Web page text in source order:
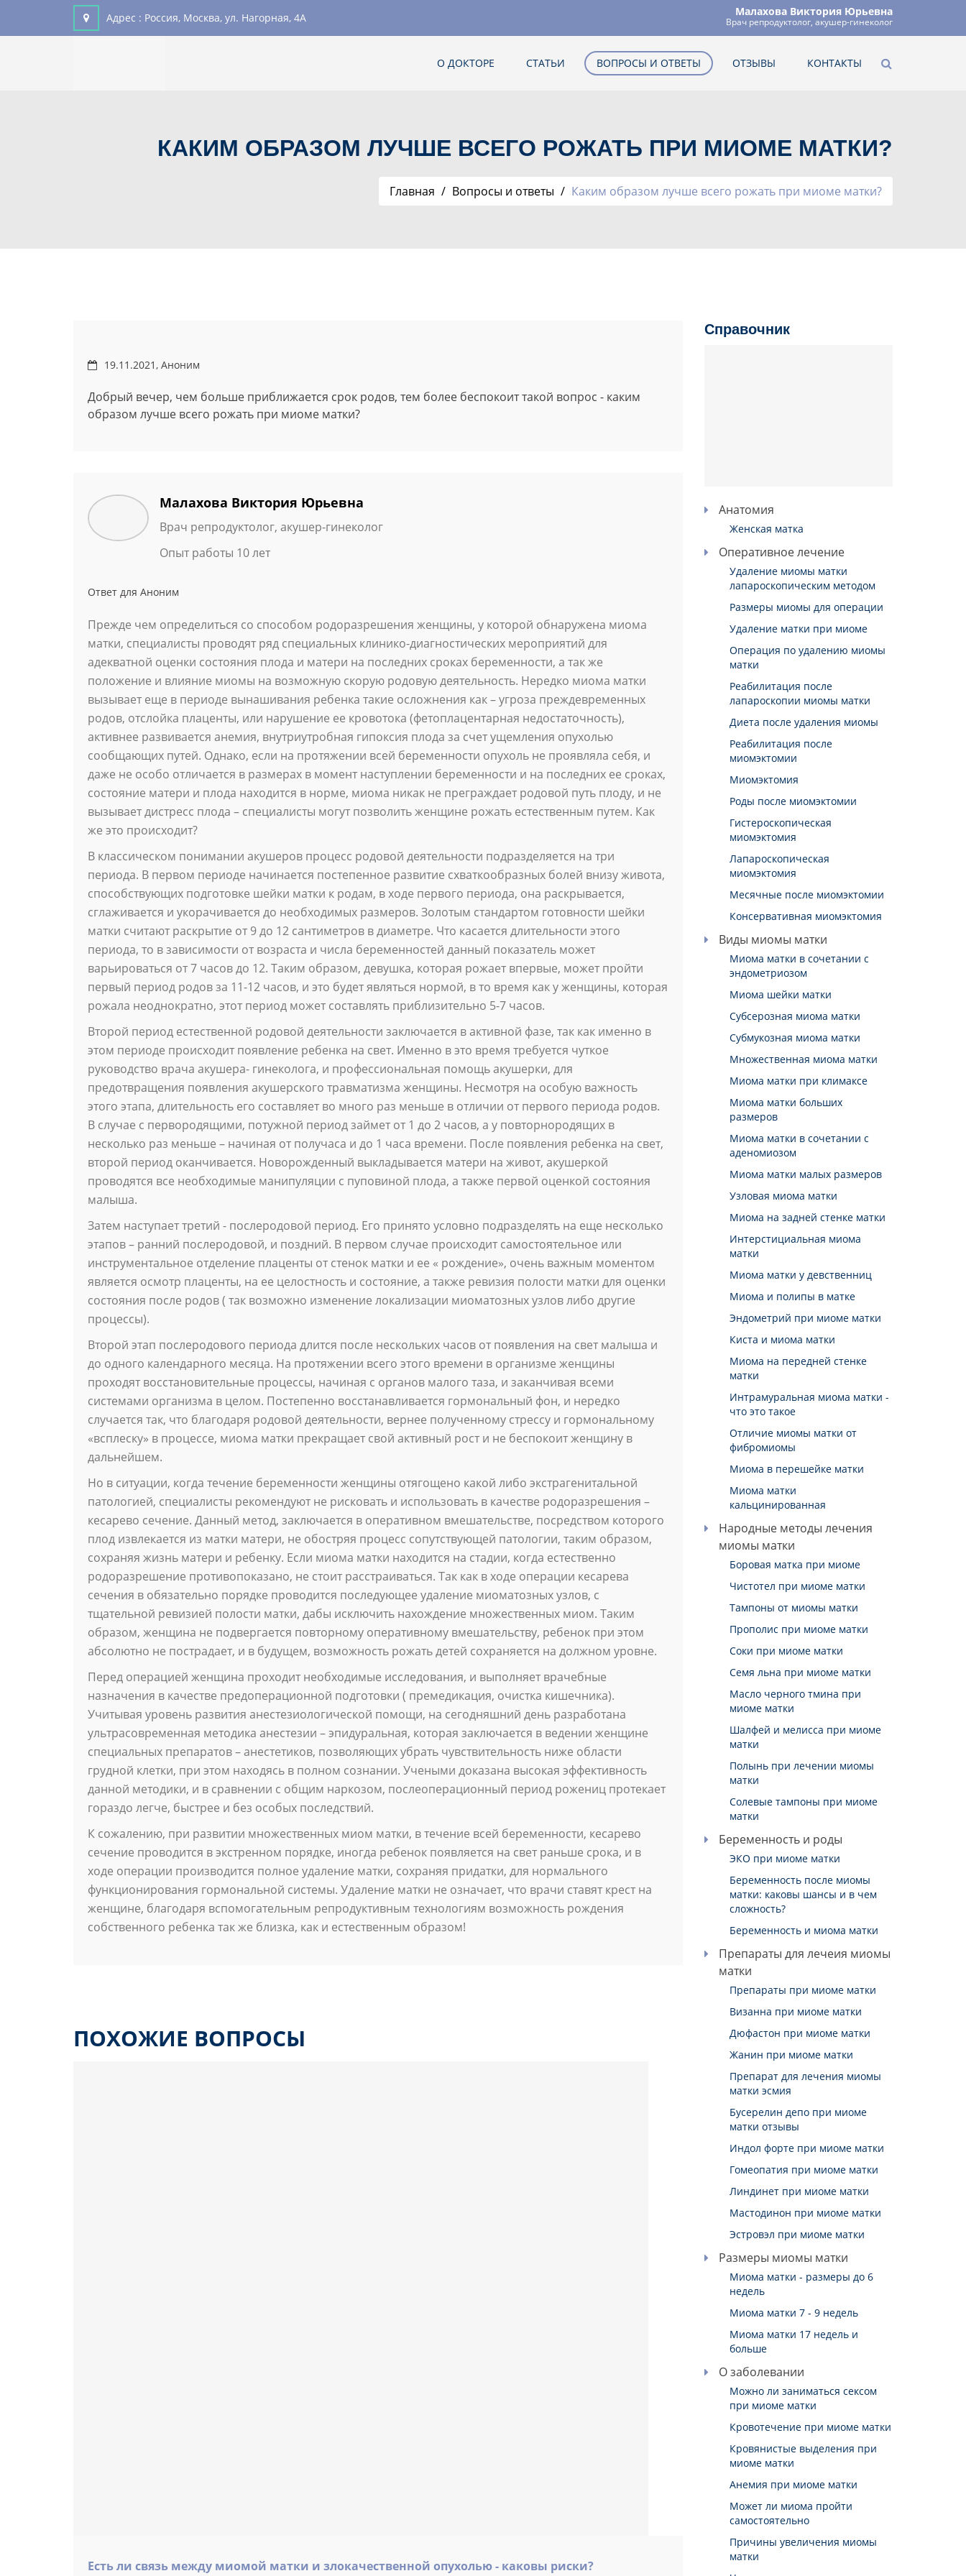
Адрес : Россия, Москва, ул. Нагорная, 4А Малахова Виктория Юрьевна
Врач репродуктолог, акушер-гинеколог
О ДОКТОРЕ СТАТЬИ ВОПРОСЫ И ОТВЕТЫ ОТЗЫВЫ КОНТАКТЫ
КАКИМ ОБРАЗОМ ЛУЧШЕ ВСЕГО РОЖАТЬ ПРИ МИОМЕ МАТКИ?
Главная Вопросы и ответы Каким образом лучше всего рожать при миоме матки?
19.11.2021, Аноним
Добрый вечер, чем больше приближается срок родов, тем более беспокоит такой вопрос - каким
образом лучше всего рожать при миоме матки?
Малахова Виктория Юрьевна
Врач репродуктолог, акушер-гинеколог
Опыт работы 10 лет
Ответ для Аноним
Прежде чем определиться со способом родоразрешения женщины, у которой обнаружена миома
матки, специалисты проводят ряд специальных клинико-диагностических мероприятий для
адекватной оценки состояния плода и матери на последних сроках беременности, а так же
положение и влияние миомы на возможную скорую родовую деятельность. Нередко миома матки
вызывает еще в периоде вынашивания ребенка такие осложнения как – угроза преждевременных
родов, отслойка плаценты, или нарушение ее кровотока (фетоплацентарная недостаточность),
активнее развивается анемия, внутриутробная гипоксия плода за счет ущемления опухолью
сообщающих путей. Однако, если на протяжении всей беременности опухоль не проявляла себя, и
даже не особо отличается в размерах в момент наступлении беременности и на последних ее сроках,
состояние матери и плода находится в норме, миома никак не преграждает родовой путь плоду, и не
вызывает дистресс плода – специалисты могут позволить женщине рожать естественным путем. Как
же это происходит?
В классическом понимании акушеров процесс родовой деятельности подразделяется на три
периода. В первом периоде начинается постепенное развитие схваткообразных болей внизу живота,
способствующих подготовке шейки матки к родам, в ходе первого периода, она раскрывается,
сглаживается и укорачивается до необходимых размеров. Золотым стандартом готовности шейки
матки считают раскрытие от 9 до 12 сантиметров в диаметре. Что касается длительности этого
периода, то в зависимости от возраста и числа беременностей данный показатель может
варьироваться от 7 часов до 12. Таким образом, девушка, которая рожает впервые, может пройти
первый период родов за 11-12 часов, и это будет являться нормой, в то время как у женщины, которая
рожала неоднократно, этот период может составлять приблизительно 5-7 часов.
Второй период естественной родовой деятельности заключается в активной фазе, так как именно в
этом периоде происходит появление ребенка на свет. Именно в это время требуется чуткое
руководство врача акушера- гинеколога, и профессиональная помощь акушерки, для
предотвращения появления акушерского травматизма женщины. Несмотря на особую важность
этого этапа, длительность его составляет во много раз меньше в отличии от первого периода родов.
В случае с первородящими, потужной период займет от 1 до 2 часов, а у повторнородящих в
несколько раз меньше – начиная от получаса и до 1 часа времени. После появления ребенка на свет,
второй период оканчивается. Новорожденный выкладывается матери на живот, акушеркой
проводятся все необходимые манипуляции с пуповиной плода, а также первой оценкой состояния
малыша.
Затем наступает третий - послеродовой период. Его принято условно подразделять на еще несколько
этапов – ранний послеродовой, и поздний. В первом случае происходит самостоятельное или
инструментальное отделение плаценты от стенок матки и ее « рождение», очень важным моментом
является осмотр плаценты, на ее целостность и состояние, а также ревизия полости матки для оценки
состояния после родов ( так возможно изменение локализации миоматозных узлов либо другие
процессы).
Второй этап послеродового периода длится после нескольких часов от появления на свет малыша и
до одного календарного месяца. На протяжении всего этого времени в организме женщины
проходят восстановительные процессы, начиная с органов малого таза, и заканчивая всеми
системами организма в целом. Постепенно восстанавливается гормональный фон, и нередко
случается так, что благодаря родовой деятельности, вернее полученному стрессу и гормональному
«всплеску» в процессе, миома матки прекращает свой активный рост и не беспокоит женщину в
дальнейшем.
Но в ситуации, когда течение беременности женщины отягощено какой либо экстрагенитальной
патологией, специалисты рекомендуют не рисковать и использовать в качестве родоразрешения –
кесарево сечение. Данный метод, заключается в оперативном вмешательстве, посредством которого
плод извлекается из матки матери, не обостряя процесс сопутствующей патологии, таким образом,
сохраняя жизнь матери и ребенку. Если миома матки находится на стадии, когда естественно
родоразрешение противопоказано, не стоит расстраиваться. Так как в ходе операции кесарева
сечения в обязательно порядке проводится последующее удаление миоматозных узлов, с
тщательной ревизией полости матки, дабы исключить нахождение множественных миом. Таким
образом, женщина не подвергается повторному оперативному вмешательству, ребенок при этом
абсолютно не пострадает, и в будущем, возможность рожать детей сохраняется на должном уровне.
Перед операцией женщина проходит необходимые исследования, и выполняет врачебные
назначения в качестве предоперационной подготовки ( премедикация, очистка кишечника).
Учитывая уровень развития анестезиологической помощи, на сегодняшний день разработана
ультрасовременная методика анестезии – эпидуральная, которая заключается в ведении женщине
специальных препаратов – анестетиков, позволяющих убрать чувствительность ниже области
грудной клетки, при этом находясь в полном сознании. Учеными доказана высокая эффективность
данной методики, и в сравнении с общим наркозом, послеоперационный период рожениц протекает
гораздо легче, быстрее и без особых последствий.
К сожалению, при развитии множественных миом матки, в течение всей беременности, кесарево
сечение проводится в экстренном порядке, иногда ребенок появляется на свет раньше срока, и в
ходе операции производится полное удаление матки, сохраняя придатки, для нормального
функционирования гормональной системы. Удаление матки не означает, что врачи ставят крест на
женщине, благодаря вспомогательным репродуктивным технологиям возможность рождения
собственного ребенка так же близка, как и естественным образом!
ПОХОЖИЕ ВОПРОСЫ
Есть ли связь между миомой матки и злокачественной опухолью - каковы риски?
Справочник
Анатомия
Женская матка
Оперативное лечение
Удаление миомы матки
лапароскопическим методом
Размеры миомы для операции
Удаление матки при миоме
Операция по удалению миомы
матки
Реабилитация после
лапароскопии миомы матки
Диета после удаления миомы
Реабилитация после
миомэктомии
Миомэктомия
Роды после миомэктомии
Гистероскопическая
миомэктомия
Лапароскопическая
миомэктомия
Месячные после миомэктомии
Консервативная миомэктомия
Виды миомы матки
Миома матки в сочетании с
эндометриозом
Миома шейки матки
Cубсерозная миома матки
Субмукозная миома матки
Множественная миома матки
Миома матки при климаксе
Миома матки больших
размеров
Миома матки в сочетании с
аденомиозом
Миома матки малых размеров
Узловая миома матки
Миома на задней стенке матки
Интерстициальная миома
матки
Миома матки у девственниц
Миома и полипы в матке
Эндометрий при миоме матки
Киста и миома матки
Миома на передней стенке
матки
Интрамуральная миома матки -
что это такое
Отличие миомы матки от
фибромиомы
Миома в перешейке матки
Миома матки
кальцинированная
Народные методы лечения
миомы матки
Боровая матка при миоме
Чистотел при миоме матки
Тампоны от миомы матки
Прополис при миоме матки
Соки при миоме матки
Семя льна при миоме матки
Масло черного тмина при
миоме матки
Шалфей и мелисса при миоме
матки
Полынь при лечении миомы
матки
Солевые тампоны при миоме
матки
Беременность и роды
ЭКО при миоме матки
Беременность после миомы
матки: каковы шансы и в чем
сложность?
Беременность и миома матки
Препараты для лечеия миомы
матки
Препараты при миоме матки
Визанна при миоме матки
Дюфастон при миоме матки
Жанин при миоме матки
Препарат для лечения миомы
матки эсмия
Бусерелин депо при миоме
матки отзывы
Индол форте при миоме матки
Гомеопатия при миоме матки
Линдинет при миоме матки
Мастодинон при миоме матки
Эстровэл при миоме матки
Размеры миомы матки
Миома матки - размеры до 6
недель
Миома матки 7 - 9 недель
Миома матки 17 недель и
больше
О заболевании
Можно ли заниматься сексом
при миоме матки
Кровотечение при миоме матки
Кровянистые выделения при
миоме матки
Анемия при миоме матки
Может ли миома пройти
самостоятельно
Причины увеличения миомы
матки